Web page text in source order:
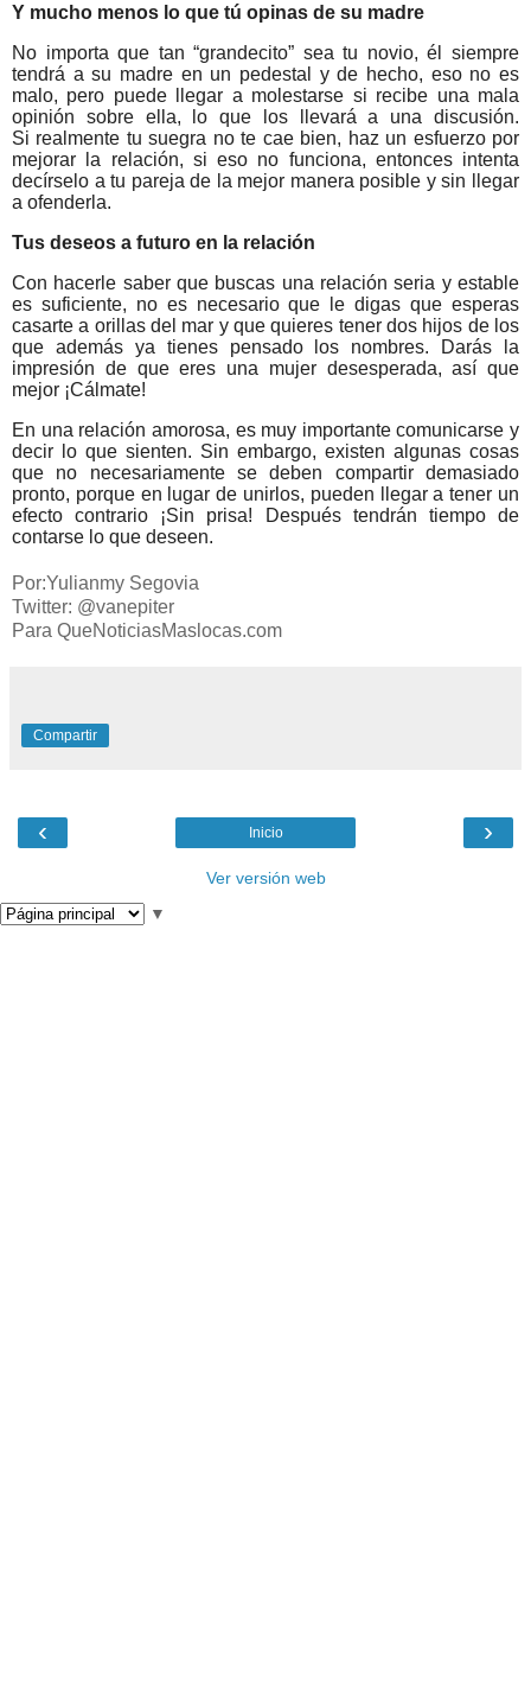
Y mucho menos lo que tú opinas de su madre
No importa que tan “grandecito” sea tu novio, él siempre
tendrá a su madre en un pedestal y de hecho, eso no es
malo, pero puede llegar a molestarse si recibe una mala
opinión sobre ella, lo que los llevará a una discusión.
Si realmente tu suegra no te cae bien, haz un esfuerzo por
mejorar la relación, si eso no funciona, entonces intenta
decírselo a tu pareja de la mejor manera posible y sin llegar
a ofenderla.
Tus deseos a futuro en la relación
Con hacerle saber que buscas una relación seria y estable
es suficiente, no es necesario que le digas que esperas
casarte a orillas del mar y que quieres tener dos hijos de los
que además ya tienes pensado los nombres. Darás la
impresión de que eres una mujer desesperada, así que
mejor ¡Cálmate!
En una relación amorosa, es muy importante comunicarse y
decir lo que sienten. Sin embargo, existen algunas cosas
que no necesariamente se deben compartir demasiado
pronto, porque en lugar de unirlos, pueden llegar a tener un
efecto contrario ¡Sin prisa! Después tendrán tiempo de
contarse lo que deseen.
Por:Yulianmy Segovia
Twitter: @vanepiter
Para QueNoticiasMaslocas.com
Compartir
‹ ›
Inicio
Ver versión web
▼